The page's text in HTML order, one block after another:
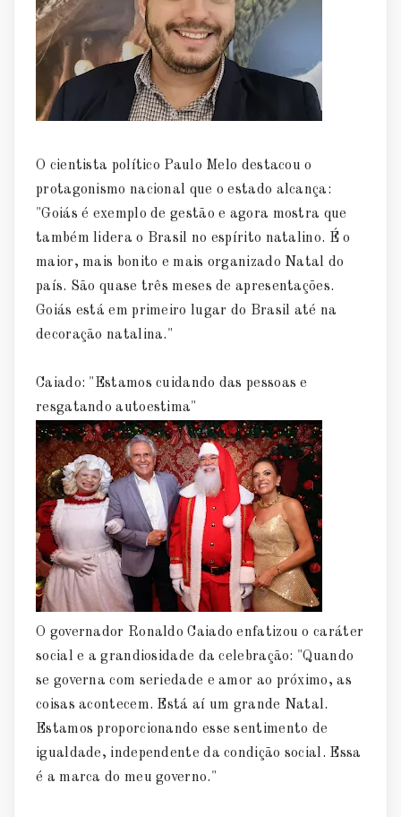
O cientista político Paulo Melo destacou o
protagonismo nacional que o estado alcança:
"Goiás é exemplo de gestão e agora mostra que
também lidera o Brasil no espírito natalino. É o
maior, mais bonito e mais organizado Natal do
país. São quase três meses de apresentações.
Goiás está em primeiro lugar do Brasil até na
decoração natalina."
Caiado: "Estamos cuidando das pessoas e
resgatando autoestima"
O governador Ronaldo Caiado enfatizou o caráter
social e a grandiosidade da celebração: "Quando
se governa com seriedade e amor ao próximo, as
coisas acontecem. Está aí um grande Natal.
Estamos proporcionando esse sentimento de
igualdade, independente da condição social. Essa
é a marca do meu governo."